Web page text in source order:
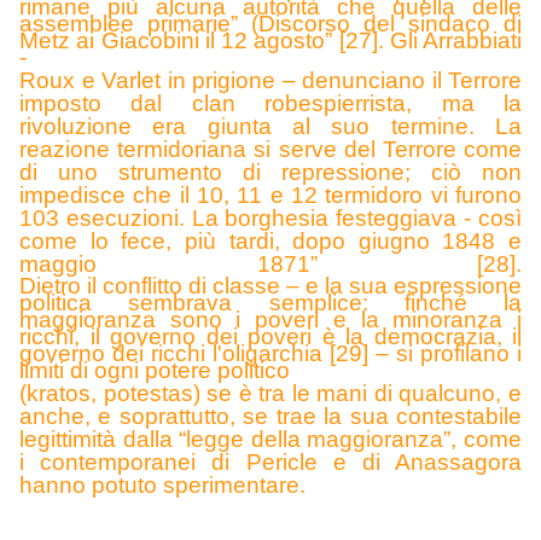
rimane più alcuna autorità che quella delle
assemblee primarie” (Discorso del sindaco di
Metz ai Giacobini il 12 agosto” [27]. Gli Arrabbiati
-
Roux e Varlet in prigione – denunciano il Terrore
imposto dal clan robespierrista, ma la
rivoluzione era giunta al suo termine. La
reazione termidoriana si serve del Terrore come
di uno strumento di repressione; ciò non
impedisce che il 10, 11 e 12 termidoro vi furono
103 esecuzioni. La borghesia festeggiava - così
come lo fece, più tardi, dopo giugno 1848 e
maggio 1871” [28].
Dietro il conflitto di classe – e la sua espressione
politica sembrava semplice: finché la
maggioranza sono i poveri e la minoranza i
ricchi, il governo dei poveri è la democrazia, il
governo dei ricchi l'oligarchia [29] – si profilano i
limiti di ogni potere politico
(kratos, potestas) se è tra le mani di qualcuno, e
anche, e soprattutto, se trae la sua contestabile
legittimità dalla “legge della maggioranza”, come
i contemporanei di Pericle e di Anassagora
hanno potuto sperimentare.